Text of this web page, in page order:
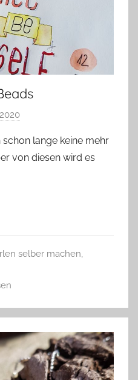
n
G
e
schon lange keine mehr
von diesen wird es
selber machen,